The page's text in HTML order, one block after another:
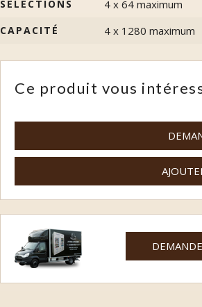
Multi-produits
Systèmes de
SÉLECTIONS 4 x 64 maximum
CAPACITÉ 4 x 1280 maximum
Ce produit vous